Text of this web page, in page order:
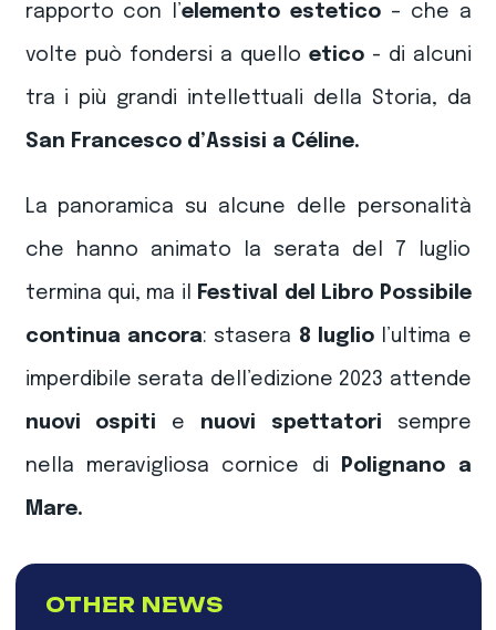
rapporto con l’elemento estetico – che a
volte può fondersi a quello etico- di alcuni
tra i più grandi intellettuali della Storia, da
San Francesco d’Assisi a Céline.
La panoramica su alcune delle personalità
che hanno animato la serata del 7 luglio
termina qui, ma il Festival del Libro Possibile
continua ancora: stasera 8 lugliol’ultima e
imperdibile serata dell’edizione 2023 attende
nuovi ospiti e nuovi spettatori sempre
nella meravigliosa cornice di Polignano a
Mare.
OTHER NEWS